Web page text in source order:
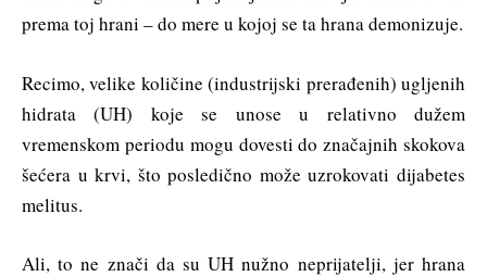
prema toj hrani – do mere u kojoj se ta hrana demonizuje.
Recimo, velike količine (industrijski prerađenih) ugljenih
hidrata (UH) koje se unose u relativno dužem
vremenskom periodu mogu dovesti do značajnih skokova
šećera u krvi, što posledično može uzrokovati dijabetes
melitus.
Ali, to ne znači da su UH nužno neprijatelji, jer hrana